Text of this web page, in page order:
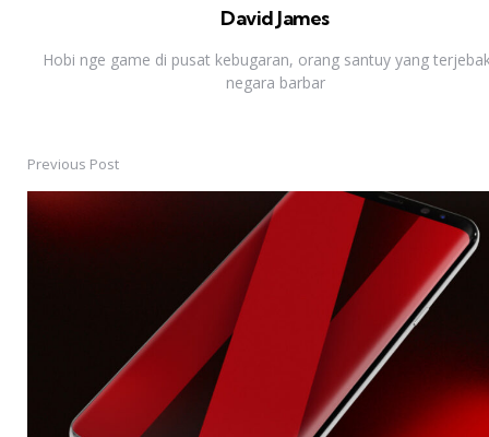
David James
Hobi nge game di pusat kebugaran, orang santuy yang
negara barbar
Post
navigation
Previous Post